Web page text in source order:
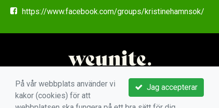
https://www.facebook.com/groups/kristinehamnsok/
Jag accepterar
På vår webbplats använder vi
kakor (cookies) för att